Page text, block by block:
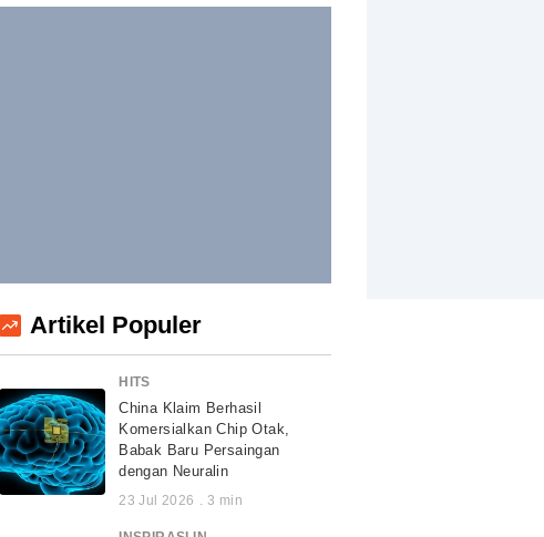
Artikel Populer
HITS
China Klaim Berhasil
Komersialkan Chip Otak,
Babak Baru Persaingan
dengan Neuralin
23 Jul 2026 . 3 min